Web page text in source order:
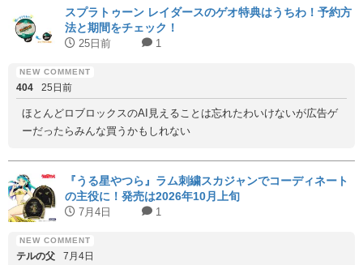
スプラトゥーン レイダースのゲオ特典はうちわ！予約方
法と期間をチェック！
25日前 1
404 25日前
ほとんどロブロックスのAI見えることは忘れたわいけないが広告ゲ
ーだったらみんな買うかもしれない
『うる星やつら』ラム刺繍スカジャンでコーディネート
の主役に！発売は2026年10月上旬
7月4日 1
テルの父 7月4日